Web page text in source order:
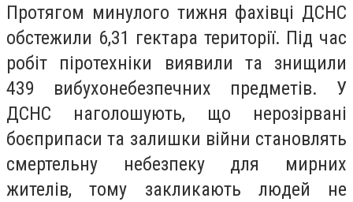
Протягом минулого тижня фахівці ДСНС
обстежили 6,31 гектара території. Під час
робіт піротехніки виявили та знищили
439 вибухонебезпечних предметів. У
ДСНС наголошують, що нерозірвані
боєприпаси та залишки війни становлять
смертельну небезпеку для мирних
жителів, тому закликають людей не